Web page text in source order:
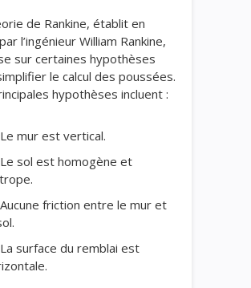
de Rankine, établit en
l’ingénieur William Rankine,
sur certaines hypothèses
le calcul des poussées.
hypothèses incluent :
Le mur est vertical.
Le sol est homogène et
Aucune friction entre le mur et
La surface du remblai est